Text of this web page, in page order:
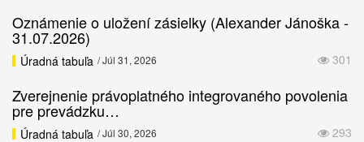
Oznámenie o uložení zásielky (Alexander Jánoška -
31.07.2026)
301
Úradná tabuľa / Júl 31, 2026
Zverejnenie právoplatného integrovaného povolenia
pre prevádzku…
293
Úradná tabuľa / Júl 30, 2026